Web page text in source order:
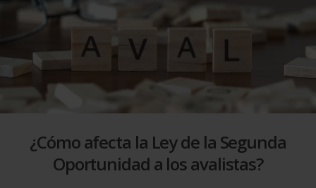
¿Cómo afecta la Ley de la Segunda
Oportunidad a los avalistas?